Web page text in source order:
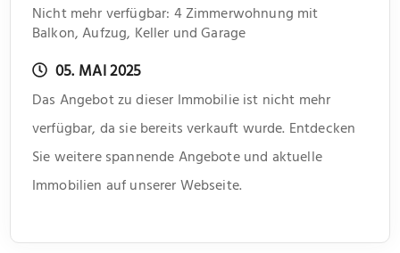
Nicht mehr verfügbar: 4 Zimmerwohnung mit
Balkon, Aufzug, Keller und Garage
05. MAI 2025
Das Angebot zu dieser Immobilie ist nicht mehr
verfügbar, da sie bereits verkauft wurde. Entdecken
Sie weitere spannende Angebote und aktuelle
Immobilien auf unserer Webseite.